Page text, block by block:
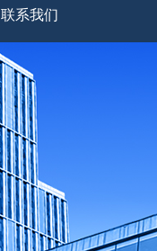
联系我们